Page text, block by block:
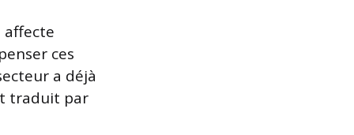
affecte
ces
a déjà
traduit par